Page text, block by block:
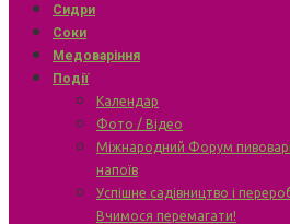
Сидри
Соки
Медоваріння
Події
Календар
Фото / Відео
Міжнародний Форум
напоїв
Успішне садівництво і
Вчимося перемагати!